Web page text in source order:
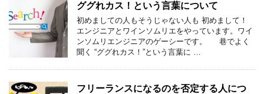
ググれカス！という言葉について
初めましての人もそうじゃない人も 初めまして！
エンジニアとワインソムリエをやっています。ワイ
ンソムリエンジニアのゲーシーです。 巷でよく
聞く “ググれカス！”という言葉に …
フリーランスになるのを否定する人につ